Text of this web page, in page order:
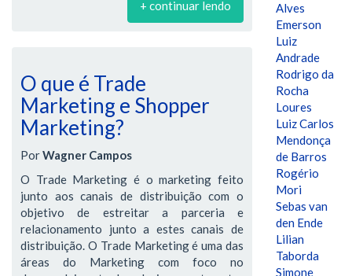
+ continuar lendo
O que é Trade
Marketing e Shopper
Marketing?
PorWagner Campos
O Trade Marketing é o marketing feito
junto aos canais de distribuição com o
objetivo de estreitar a parceria e
relacionamento junto a estes canais de
distribuição. O Trade Marketing é uma das
áreas do Marketing com foco no
Alves
Emerson
Luiz
Andrade
Rodrigo da
Rocha
Loures
Luiz Carlos
Mendonça
de Barros
Rogério
Mori
Sebas van
den Ende
Lilian
Taborda
Simone